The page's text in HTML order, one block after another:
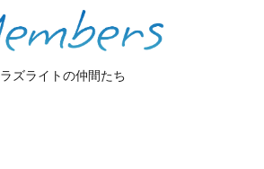
ラズライトの仲間たち